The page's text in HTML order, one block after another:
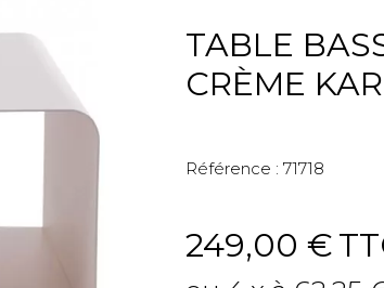
TABLE
CRÈME
Référence : 71718
249,00 €